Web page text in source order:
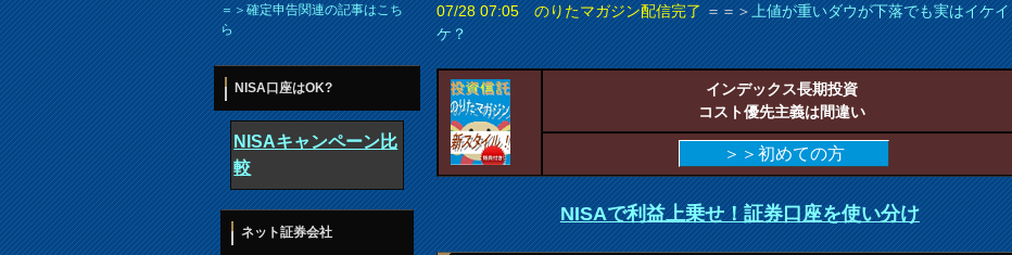
07/28 07:05 のりたマガジン配信完了＝＝＞上値が重いダウが下落でも実はイケイ
ケ？
インデックス長期投資
コスト優先主義は間違い
＞＞初めての方
NISAで利益上乗せ！証券口座を使い分け
＝＞確定申告関連の記事はこち
ら
NISA口座はOK?
NISAキャンペーン比
較
ネット証券会社